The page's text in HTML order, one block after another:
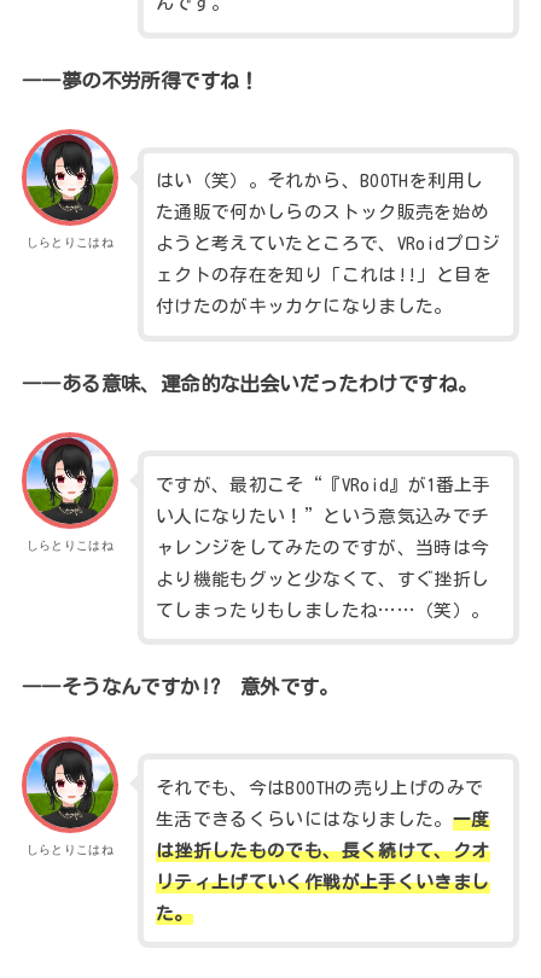
――夢の不労所得ですね！
しらとりこはね
はい（笑）。それから、BOOTHを利用し
た通販で何かしらのストック販売を始め
ようと考えていたところで、VRoidプロジ
ェクトの存在を知り「これは!!」と目を
付けたのがキッカケになりました。
――ある意味、運命的な出会いだったわけですね。
しらとりこはね
ですが、最初こそ“『VRoid』が1番上手
い人になりたい！”という意気込みでチ
ャレンジをしてみたのですが、当時は今
より機能もグッと少なくて、すぐ挫折し
てしまったりもしましたね……（笑）。
――そうなんですか!? 意外です。
しらとりこはね
それでも、今はBOOTHの売り上げのみで
生活できるくらいにはなりました。 一度
は挫折したものでも、長く続けて、クオ
リティ上げていく作戦が上手くいきまし
た。